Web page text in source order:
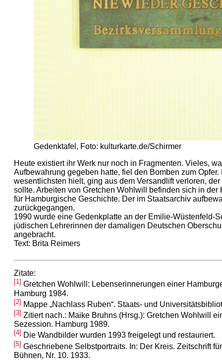
Gedenktafel, Foto: kulturkarte.de/Schirmer
Heute existiert ihr Werk nur noch in Fragmenten. Vieles,
Aufbewahrung gegeben hatte, fiel den Bomben zum
wesentlichsten hielt, ging aus dem Versandlift verloren,
sollte. Arbeiten von Gretchen Wohlwill befinden sich in
für Hamburgische Geschichte. Der im Staatsarchiv
zurückgegangen.
1990 wurde eine Gedenkplatte an der Emilie-Wüstenfeld-
jüdischen Lehrerinnen der damaligen Deutschen
angebracht.
Text: Brita Reimers
Zitate:
[1] Gretchen Wohlwill: Lebenserinnerungen einer
Hamburg 1984.
[2] Mappe „Nachlass Ruben“. Staats- und
[3] Zitiert nach.: Maike Bruhns (Hrsg.): Gretchen Wohlwill
Sezession. Hamburg 1989.
[4] Die Wandbilder wurden 1993 freigelegt und restauriert.
[5] Geschriebene Selbstportraits. In: Der Kreis. Zeitschrift
Bühnen, Nr. 10. 1933.